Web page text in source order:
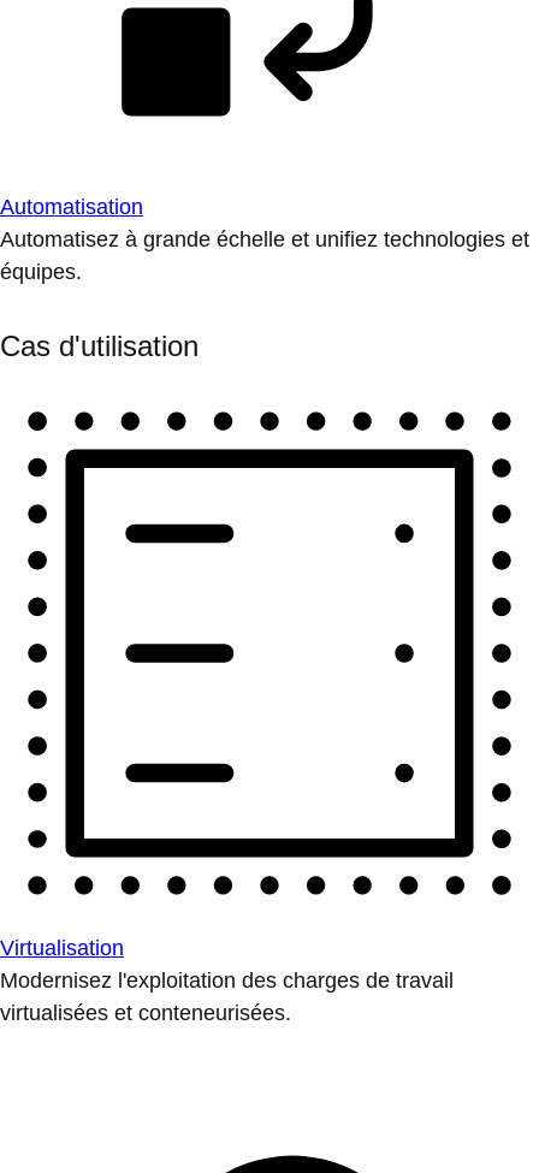
Automatisation
Automatisez à grande échelle et unifiez technologies et
équipes.
Cas d'utilisation
Virtualisation
Modernisez l'exploitation des charges de travail
virtualisées et conteneurisées.